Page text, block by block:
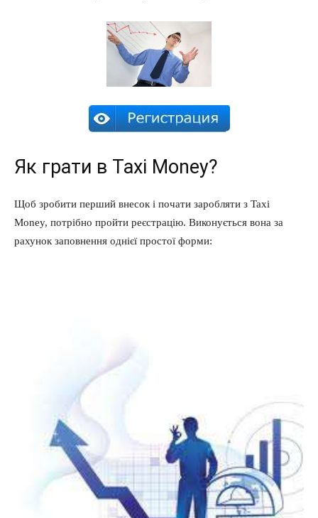
Як грати в Taxi Money?
Щоб зробити перший внесок і почати заробляти з Taxi
Money, потрібно пройти реєстрацію. Виконується вона за
рахунок заповнення однієї простої форми: